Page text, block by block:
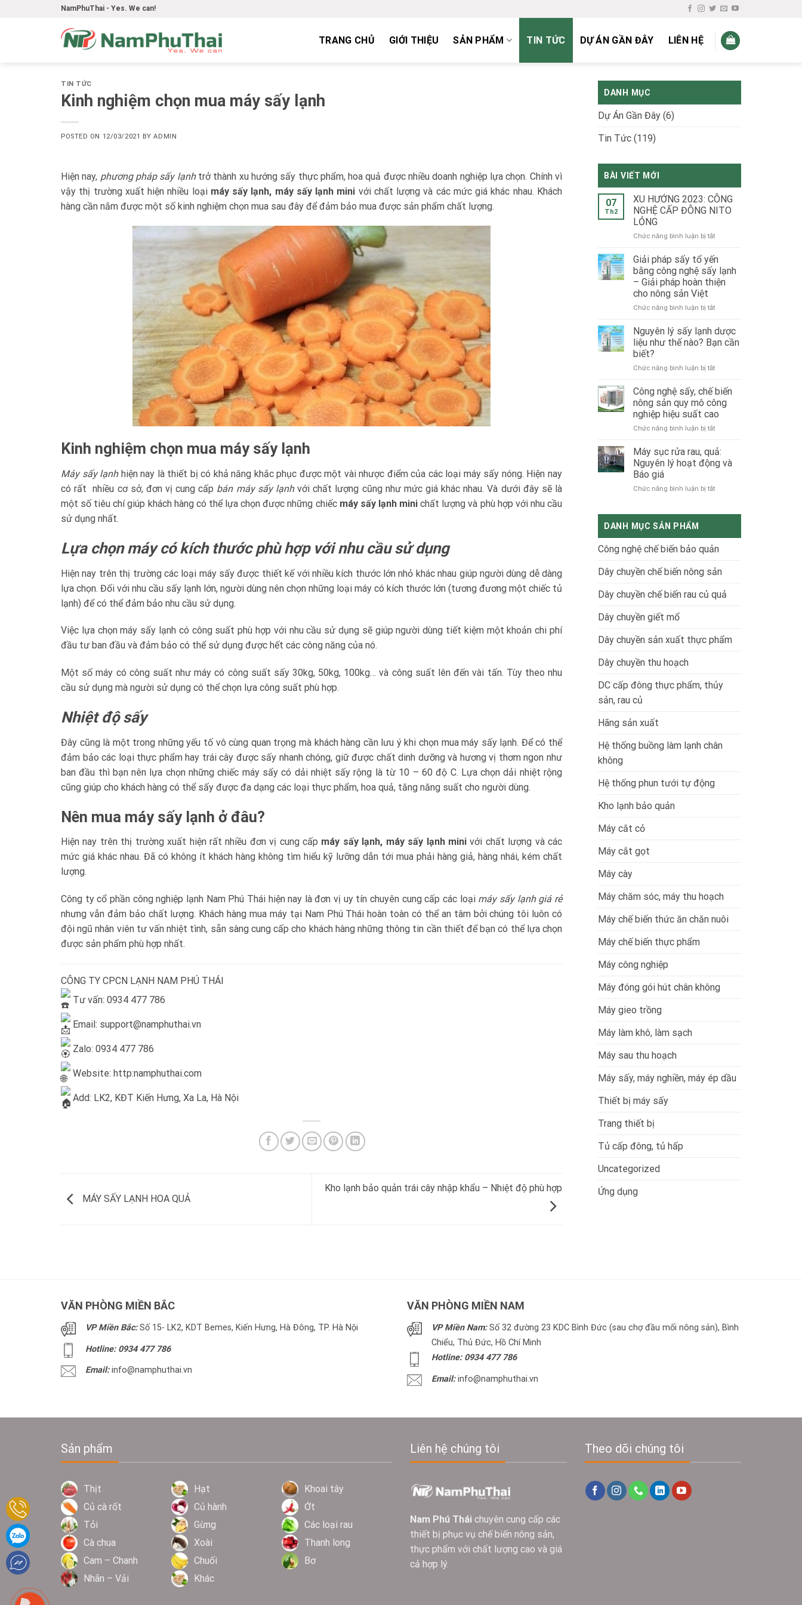
NamPhuThai - Yes. We can!
TRANG CHỦ GIỚI THIỆU SẢN PHẨM TIN TỨC DỰ ÁN GẦN ĐÂY LIÊN HỆ
TIN TỨC
Kinh nghiệm chọn mua máy sấy lạnh
POSTED ON 12/03/2021 BYADMIN
Hiện nay, phương pháp sấy lạnhtrở thành xu hướng sấy thực phẩm, hoa quả được nhiều doanh nghiệp lựa chọn. Chính vì
vậy thị trường xuất hiện nhiều loại máy sấy lạnh, máy sấy lạnh mini với chất lượng và các mức giá khác nhau. Khách
hàng cần nắm được một số kinh nghiệm chọn mua sau đây để đảm bảo mua được sản phẩm chất lượng.
Kinh nghiệm chọn mua máy sấy lạnh
Máy sấy lạnhhiện nay là thiết bị có khả năng khắc phục được một vài nhược điểm của các loại máy sấy nóng. Hiện nay
có rất nhiều cơ sở, đơn vị cung cấp bán máy sấy lạnhvới chất lượng cũng như mức giá khác nhau. Và dưới đây sẽ là
một số tiêu chí giúp khách hàng có thể lựa chọn được những chiếc máy sấy lạnh mini chất lượng và phù hợp với nhu cầu
sử dụng nhất.
Lựa chọn máy có kích thước phù hợp với nhu cầu sử dụng
Hiện nay trên thị trường các loại máy sấy được thiết kế với nhiều kích thước lớn nhỏ khác nhau giúp người dùng dễ dàng
lựa chọn. Đối với nhu cầu sấy lạnh lớn, người dùng nên chọn những loại máy có kích thước lớn (tương đương một chiếc tủ
lạnh) để có thể đảm bảo nhu cầu sử dụng.
Việc lựa chọn máy sấy lạnh có công suất phù hợp với nhu cầu sử dụng sẽ giúp người dùng tiết kiệm một khoản chi phí
đầu tư ban đầu và đảm bảo có thể sử dụng được hết các công năng của nó.
Một số máy có công suất như máy có công suất sấy 30kg, 50kg, 100kg… và công suất lên đến vài tấn. Tùy theo nhu
cầu sử dụng mà người sử dụng có thể chọn lựa công suất phù hợp.
Nhiệt độ sấy
Đây cũng là một trong những yếu tố vô cùng quan trọng mà khách hàng cần lưu ý khi chọn mua máy sấy lạnh. Để có thể
đảm bảo các loại thực phẩm hay trái cây được sấy nhanh chóng, giữ được chất dinh dưỡng và hương vị thơm ngon như
ban đầu thì bạn nên lựa chọn những chiếc máy sấy có dải nhiệt sấy rộng là từ 10 – 60 độ C. Lựa chọn dải nhiệt rộng
cũng giúp cho khách hàng có thể sấy được đa dạng các loại thực phẩm, hoa quả, tăng năng suất cho người dùng.
Nên mua máy sấy lạnh ở đâu?
Hiện nay trên thị trường xuất hiện rất nhiều đơn vị cung cấp máy sấy lạnh, máy sấy lạnh minivới chất lượng và các
mức giá khác nhau. Đã có không ít khách hàng không tìm hiểu kỹ lưỡng dẫn tới mua phải hàng giả, hàng nhái, kém chất
lượng.
Công ty cổ phần công nghiệp lạnh Nam Phú Thái hiện nay là đơn vị uy tín chuyên cung cấp các loại máy sấy lạnh giá rẻ
nhưng vẫn đảm bảo chất lượng. Khách hàng mua máy tại Nam Phú Thái hoàn toàn có thể an tâm bởi chúng tôi luôn có
đội ngũ nhân viên tư vấn nhiệt tình, sẵn sàng cung cấp cho khách hàng những thông tin cần thiết để bạn có thể lựa chọn
được sản phẩm phù hợp nhất.
CÔNG TY CPCN LẠNH NAM PHÚ THÁI
Tư vấn: 0934 477 786
Email: support@namphuthai.vn
Zalo: 0934 477 786
Website: http:namphuthai.com
Add: LK2, KĐT Kiến Hưng, Xa La, Hà Nội
MÁY SẤY LẠNH HOA QUẢ
Kho lạnh bảo quản trái cây nhập khẩu – Nhiệt độ phù hợp
DANH MỤC
Dự Án Gần Đây (6)
Tin Tức (119)
BÀI VIẾT MỚI
07
Th2
XU HƯỚNG 2023: CÔNG
NGHỆ CẤP ĐÔNG NITO
LỎNG
Chức năng bình luận bị tắtở
HƯỚNG
2023:
CÔNG
NGHỆ
ĐÔNG
LỎNG
Giải pháp sấy tổ yến
bằng công nghệ sấy lạnh
– Giải pháp hoàn thiện
cho nông sản Việt
Chức năng bình luận bị tắtở
pháp
tổ
bằng
nghệ
sấy
lạnh
–
Giải
hoàn
thiện
cho
sản
Nguyên lý sấy lạnh dược
liệu như thế nào? Bạn cần
biết?
Chức năng bình luận bị tắtở
lý
sấy
lạnh
dược
liệu
thế
Bạn
biết?
Công nghệ sấy, chế biến
nông sản quy mô công
nghiệp hiệu suất cao
Chức năng bình luận bị tắtở
nghệ
chế
nông
nghiệp
hiệu
cao
Máy sục rửa rau, quả:
Nguyên lý hoạt động và
Báo giá
Chức năng bình luận bị tắtở
quả:
Nguyên
hoạt
Báo
DANH MỤC SẢN PHẨM
Công nghệ chế biến bảo quản
Dây chuyền chế biến nông sản
Dây chuyền chế biến rau củ quả
Dây chuyền giết mổ
Dây chuyền sản xuất thực phẩm
Dây chuyền thu hoạch
DC cấp đông thực phẩm, thủy
sản, rau củ
Hãng sản xuất
Hệ thống buồng làm lạnh chân
không
Hệ thống phun tưới tự động
Kho lạnh bảo quản
Máy cắt cỏ
Máy cắt gọt
Máy cày
Máy chăm sóc, máy thu hoạch
Máy chế biến thức ăn chăn nuôi
Máy chế biến thực phẩm
Máy công nghiệp
Máy đóng gói hút chân không
Máy gieo trồng
Máy làm khô, làm sạch
Máy sau thu hoạch
Máy sấy, máy nghiền, máy ép dầu
Thiết bị máy sấy
Trang thiết bị
Tủ cấp đông, tủ hấp
Uncategorized
Ứng dụng
VĂN PHÒNG MIỀN BẮC
VP Miền Bắc:Số 15- LK2, KDT Bemes, Kiến Hưng, Hà Đông, TP. Hà Nội
Hotline: 0934 477 786
Email:info@namphuthai.vn
VĂN PHÒNG MIỀN NAM
VP Miền Nam:Số 32 đường 23 KDC Bình Đức (sau chợ đầu mối nông sản), Bình
Chiểu, Thủ Đức, Hồ Chí Minh
Hotline: 0934 477 786
Email:info@namphuthai.vn
Sản phẩm
Thịt Hạt
Khoai tây
Củ cà rốt
Củ hành
Ớt
Tỏi
Gừng
Các loại rau
Cà chua
Xoài
Thanh long
Cam – Chanh
Chuối
Bơ
Nhãn – Vải
Khác
Liên hệ chúng tôi
Nam Phú Thái chuyên cung cấp các
thiết bị phục vụ chế biến nông sản,
thực phẩm với chất lượng cao và giá
cả hợp lý.
Theo dõi chúng tôi